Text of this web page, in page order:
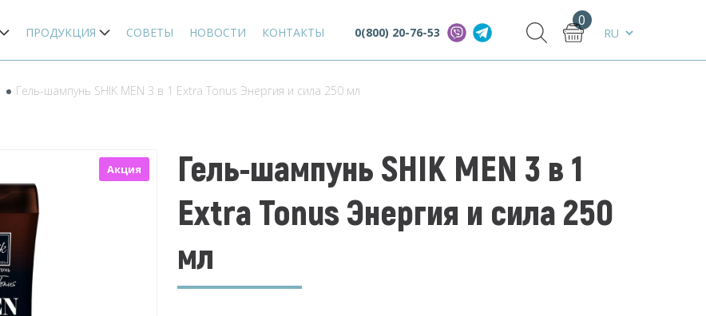
ПРОДУКЦИЯ СОВЕТЫ НОВОСТИ КОНТАКТЫ 0(800) 20-76-53
0
Гель-шампунь SHIK MEN 3 в 1 Extra Tonus Энергия и сила 250 мл
Акция
Гель-шампунь SHIK MEN 3 в 1
Extra Tonus Энергия и сила 250
мл